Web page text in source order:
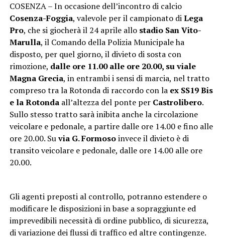
COSENZA – In occasione dell’incontro di calcio
Cosenza-Foggia, valevole per il campionato diLega
Pro, che si giocherà il 24 aprile allo stadio San Vito-
Marulla, il Comando della Polizia Municipale ha
disposto, per quel giorno, il divieto di sosta con
rimozione, dalle ore 11.00 alle ore 20.00, su viale
Magna Grecia, in entrambi i sensi di marcia, nel tratto
compreso tra la Rotonda di raccordo con la ex SS19 Bis
e la Rotondaall’altezza del ponte per Castrolibero.
Sullo stesso tratto sarà inibita anche la circolazione
veicolare e pedonale, a partire dalle ore 14.00 e fino alle
ore 20.00. Suvia G. Formosoinvece il divieto è di
transito veicolare e pedonale, dalle ore 14.00 alle ore
20.00.
Gli agenti preposti al controllo, potranno estendere o
modificare le disposizioni in base a sopraggiunte ed
imprevedibili necessità di ordine pubblico, di sicurezza,
di variazione dei flussi di traffico ed altre contingenze.